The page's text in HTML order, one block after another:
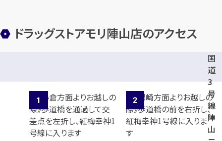
ドラッグストアモリ陣山店のアクセス
国
道
3
号
線
陣
山